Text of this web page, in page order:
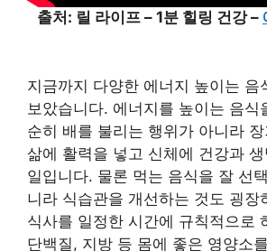
출처: 릴 라이프 – 1분 힐링 건강 –
지금까지 다양한 에너지 높이는 음
보았습니다. 에너지를 높이는 음식
순히 배를 불리는 행위가 아니라
삶에 활력을 넣고 신체에 건강과
일입니다. 물론 먹는 음식을 잘 선
니라 식습관을 개선하는 것도 굉장
식사를 일정한 시간에 규칙적으로
단백질, 지방 등 몸에 좋은 영양소